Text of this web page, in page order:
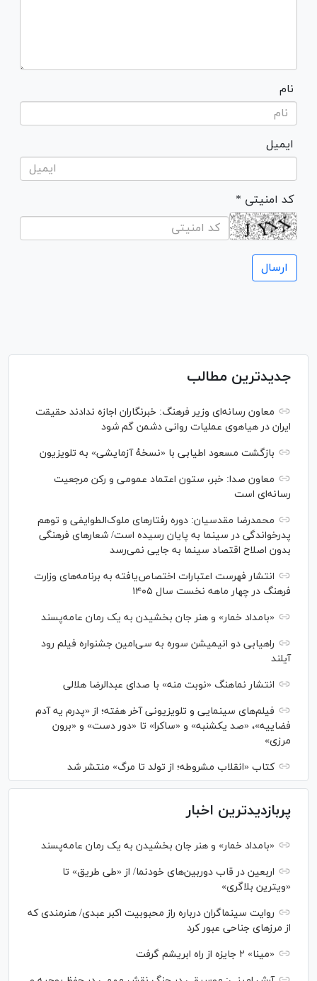
نام
ایمیل
* کد امنیتی
جدیدترین مطالب
معاون رسانه‌ای وزیر فرهنگ: خبرنگاران اجازه ندادند حقیقت
ایران در هیاهوی عملیات روانی دشمن گم شود
بازگشت مسعود اطیابی با «نسخهٔ آزمایشی» به تلویزیون
معاون صدا: خبر، ستون اعتماد عمومی و رکن مرجعیت
رسانه‌ای است
محمدرضا مقدسیان: دوره رفتارهای ملوک‌الطوایفی و توهم
پدرخواندگی در سینما به پایان رسیده است/ شعارهای فرهنگی
بدون اصلاح اقتصاد سینما به جایی نمی‌رسد
انتشار فهرست اعتبارات اختصاص‌یافته به برنامه‌های وزارت
فرهنگ در چهار ماهه نخست سال ۱۴۰۵
«بامداد خمار» و هنر جان بخشیدن به یک رمان عامه‌پسند
راهیابی دو انیمیشن سوره به سی‌امین جشنواره فیلم رود
آیلند
انتشار نماهنگ «نوبت منه» با صدای عبدالرضا هلالی
فیلم‌های سینمایی و تلویزیونی آخر هفته؛ از «پدرم یه آدم
فضاییه»، «صد یکشنبه» و «ساکرا» تا «دور دست» و «برون
مرزی»
کتاب «انقلاب مشروطه؛ از تولد تا مرگ» منتشر شد
پربازدیدترین اخبار
«بامداد خمار» و هنر جان بخشیدن به یک رمان عامه‌پسند
اربعین در قاب دوربین‌های خودنما/ از «طی طریق» تا
«ویترین بلاگری»
روایت سینماگران درباره راز محبوبیت اکبر عبدی/ هنرمندی که
از مرزهای جناحی عبور کرد
«مینا» ۲ جایزه از راه ابریشم گرفت